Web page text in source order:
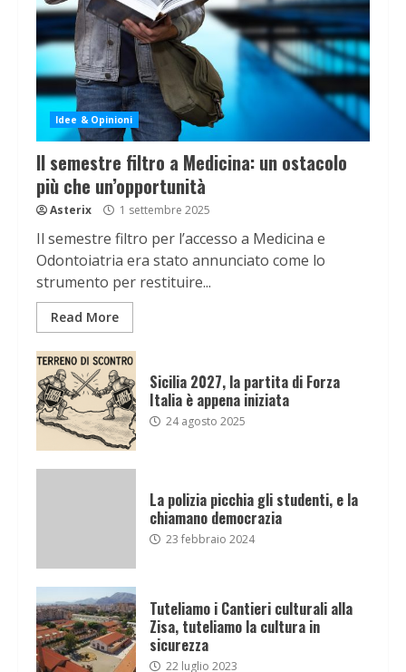
Idee & Opinioni
Il semestre filtro a Medicina: un ostacolo
più che un’opportunità
Asterix 1 settembre 2025
Il semestre filtro per l’accesso a Medicina e
Odontoiatria era stato annunciato come lo
strumento per restituire...
Read More
Sicilia 2027, la partita di Forza
Italia è appena iniziata
24 agosto 2025
La polizia picchia gli studenti, e la
chiamano democrazia
23 febbraio 2024
Tuteliamo i Cantieri culturali alla
Zisa, tuteliamo la cultura in
sicurezza
22 luglio 2023